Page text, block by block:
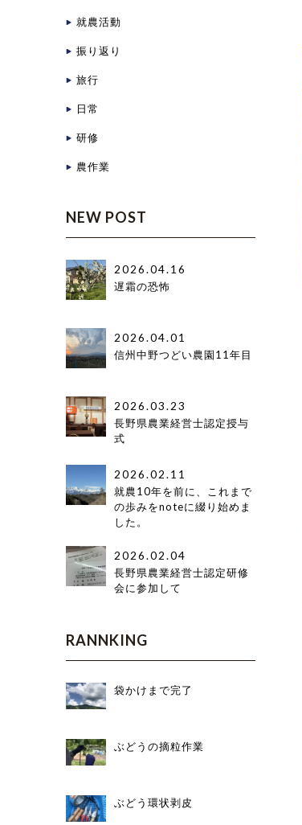
就農活動
振り返り
旅行
日常
研修
農作業
NEW POST
2026.04.16
遅霜の恐怖
2026.04.01
信州中野つどい農園11年目
2026.03.23
長野県農業経営士認定授与
式
2026.02.11
就農10年を前に、これまで
の歩みをnoteに綴り始めま
した。
2026.02.04
長野県農業経営士認定研修
会に参加して
RANNKING
袋かけまで完了
ぶどうの摘粒作業
ぶどう環状剥皮